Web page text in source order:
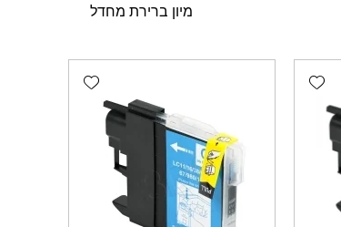
Add wishlist
Add wishlist